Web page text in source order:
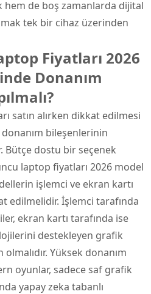
hem de boş zamanlarda dijital
tek bir cihaz üzerinden
Fiyatları 2026
Donanım
satın alırken dikkat edilmesi
bileşenlerinin
dostu bir seçenek
laptop fiyatları 2026 model
işlemci ve ekran kartı
edilmelidir. İşlemci tarafında
ekran kartı tarafında ise
destekleyen grafik
Yüksek donanım
oyunlar, sadece saf grafik
yapay zeka tabanlı